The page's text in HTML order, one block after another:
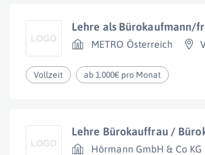
Lehre als Bürokaufmann/
METRO Österreich
Vollzeit ab 1.000€ pro Monat
Lehre Bürokauffrau /
Hörmann GmbH & Co KG